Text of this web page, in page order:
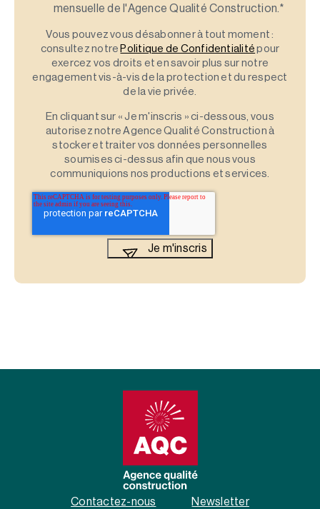
mensuelle de l'Agence Qualité Construction.*
Vous pouvez vous désabonner à tout moment :
consultez notre Politique de Confidentialité pour
exercez vos droits et en savoir plus sur notre
engagement vis-à-vis de la protection et du respect
de la vie privée.
En cliquant sur « Je m'inscris » ci-dessous, vous
autorisez notre Agence Qualité Construction à
stocker et traiter vos données personnelles
soumises ci-dessus afin que nous vous
communiquions nos productions et services.
Contactez-nous
Newsletter